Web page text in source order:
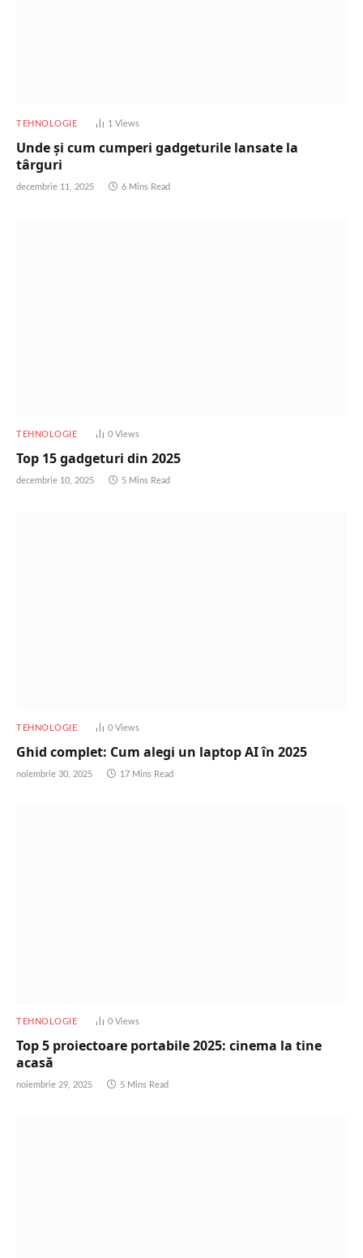
TEHNOLOGIE 1 Views
Unde și cum cumperi gadgeturile lansate la
târguri
decembrie 11, 2025 6 Mins Read
TEHNOLOGIE 0 Views
Top 15 gadgeturi din 2025
decembrie 10, 2025 5 Mins Read
TEHNOLOGIE 0 Views
Ghid complet: Cum alegi un laptop AI în 2025
noiembrie 30, 2025 17 Mins Read
TEHNOLOGIE 0 Views
Top 5 proiectoare portabile 2025: cinema la tine
acasă
noiembrie 29, 2025 5 Mins Read